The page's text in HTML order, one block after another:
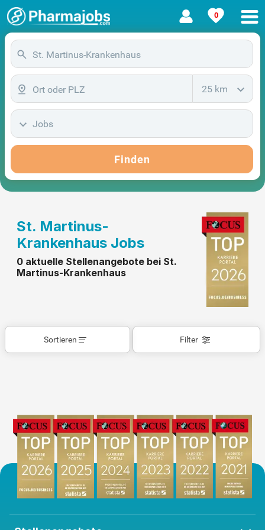
0
25 km
Jobs
Finden
St. Martinus-
Krankenhaus Jobs
0 aktuelle Stellenangebote bei St.
Martinus-Krankenhaus
Filter
Sortieren